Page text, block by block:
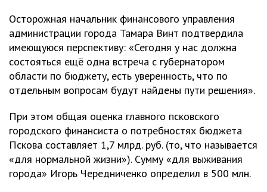
Осторожная начальник финансового управления
администрации города Тамара Винт подтвердила
имеющуюся перспективу: «Сегодня у нас должна
состояться ещё одна встреча с губернатором
области по бюджету, есть уверенность, что по
отдельным вопросам будут найдены пути решения».
При этом общая оценка главного псковского
городского финансиста о потребностях бюджета
Пскова составляет 1,7 млрд. руб. (то, что называется
«для нормальной жизни»). Сумму «для выживания
города» Игорь Чередниченко определил в 500 млн.